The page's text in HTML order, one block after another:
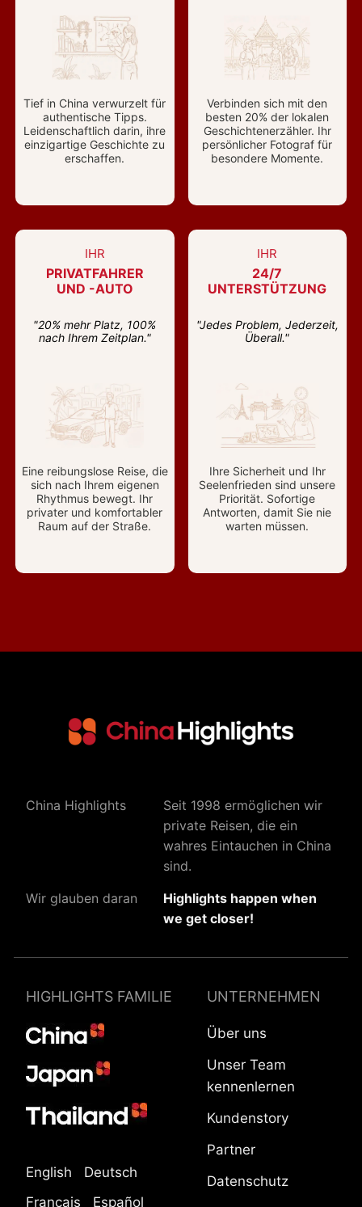
Tief in China verwurzelt für
authentische Tipps.
Leidenschaftlich darin, ihre
einzigartige Geschichte zu
erschaffen.
Verbinden sich mit den
besten 20% der lokalen
Geschichtenerzähler. Ihr
persönlicher Fotograf für
besondere Momente.
IHR
PRIVATFAHRER
UND -AUTO
"20% mehr Platz, 100%
nach Ihrem Zeitplan."
Eine reibungslose Reise, die
sich nach Ihrem eigenen
Rhythmus bewegt. Ihr
privater und komfortabler
Raum auf der Straße.
IHR
24/7
UNTERSTÜTZUNG
"Jedes Problem, Jederzeit,
Überall."
Ihre Sicherheit und Ihr
Seelenfrieden sind unsere
Priorität. Sofortige
Antworten, damit Sie nie
warten müssen.
China Highlights
Seit 1998 ermöglichen wir
private Reisen, die ein
wahres Eintauchen in China
sind.
Wir glauben daran
Highlights happen when
we get closer!
HIGHLIGHTS FAMILIE
English
Deutsch
Français
Español
UNTERNEHMEN
Über uns
Unser Team
kennenlernen
Kundenstory
Partner
Datenschutz